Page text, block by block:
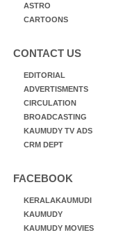
ASTRO
CARTOONS
CONTACT US
EDITORIAL
ADVERTISMENTS
CIRCULATION
BROADCASTING
KAUMUDY TV ADS
CRM DEPT
FACEBOOK
KERALAKAUMUDI
KAUMUDY
KAUMUDY MOVIES